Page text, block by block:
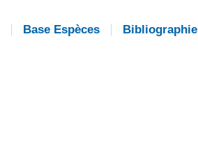
Base Espèces Bibliographie